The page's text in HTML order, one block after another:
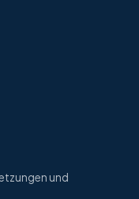
und